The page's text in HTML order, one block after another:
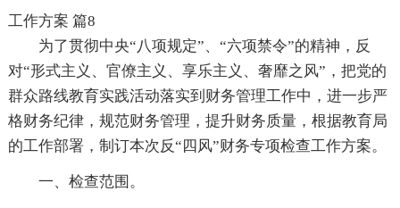
工作方案 篇8
为了贯彻中央“八项规定”、“六项禁令”的精神，反
对“形式主义、官僚主义、享乐主义、奢靡之风”，把党的
群众路线教育实践活动落实到财务管理工作中，进一步严
格财务纪律，规范财务管理，提升财务质量，根据教育局
的工作部署，制订本次反“四风”财务专项检查工作方案。
一、检查范围。